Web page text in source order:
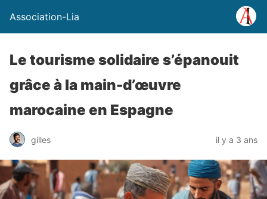
Association-Lia
Le tourisme solidaire s’épanouit
grâce à la main-d’œuvre
marocaine en Espagne
gilles il y a 3 ans